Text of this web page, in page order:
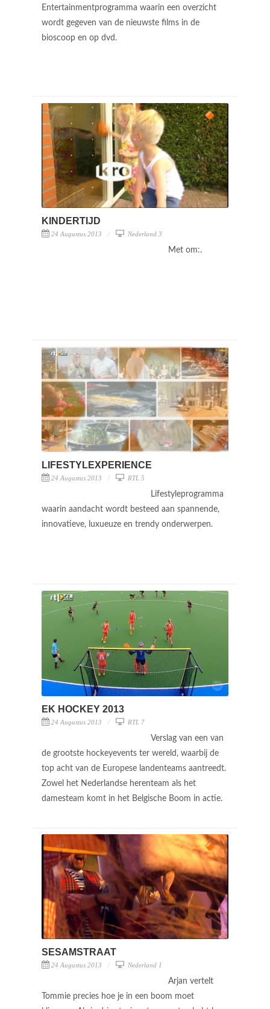
Entertainmentprogramma waarin een overzicht
wordt gegeven van de nieuwste films in de
bioscoop en op dvd.
KINDERTIJD
24 Augustus 2013 Nederland 3
Met om:.
LIFESTYLEXPERIENCE
24 Augustus 2013 RTL 5
Lifestyleprogramma
waarin aandacht wordt besteed aan spannende,
innovatieve, luxueuze en trendy onderwerpen.
EK HOCKEY 2013
24 Augustus 2013 RTL 7
Verslag van een van
de grootste hockeyevents ter wereld, waarbij de
top acht van de Europese landenteams aantreedt.
Zowel het Nederlandse herenteam als het
damesteam komt in het Belgische Boom in actie.
SESAMSTRAAT
24 Augustus 2013 Nederland 1
Arjan vertelt
Tommie precies hoe je in een boom moet